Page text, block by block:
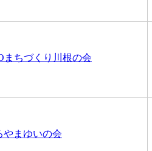
まちづくり川根の会
やまゆいの会